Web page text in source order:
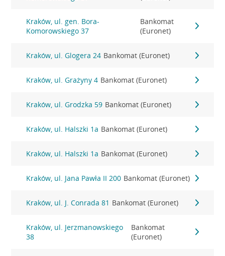
Kraków, ul. gen. Bora-
Komorowskiego 37
Bankomat
(Euronet)
Kraków, ul. Glogera 24 Bankomat (Euronet)
Kraków, ul. Grażyny 4 Bankomat (Euronet)
Kraków, ul. Grodzka 59 Bankomat (Euronet)
Kraków, ul. Halszki 1a Bankomat (Euronet)
Kraków, ul. Halszki 1a Bankomat (Euronet)
Kraków, ul. Jana Pawła II 200 Bankomat (Euronet)
Kraków, ul. J. Conrada 81 Bankomat (Euronet)
Kraków, ul. Jerzmanowskiego
38
Bankomat
(Euronet)